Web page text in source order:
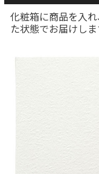
化粧箱に商品を入
た状態でお届けしま